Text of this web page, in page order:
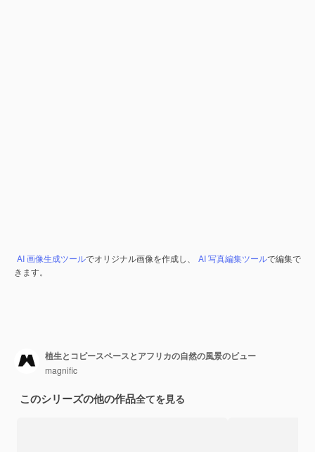
AI 画像生成ツールでオリジナル画像を作成し、 AI 写真編集ツールで編集で
きます。
植生とコピースペースとアフリカの自然の風景のビュー
magnific
このシリーズの他の作品全てを見る